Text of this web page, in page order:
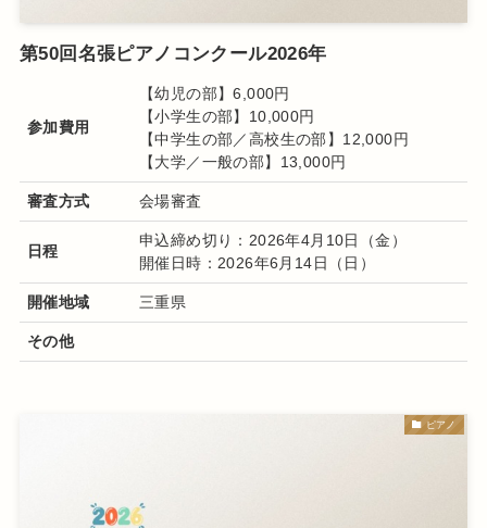
第50回名張ピアノコンクール2026年
参加費用
【幼児の部】6,000円
【小学生の部】10,000円
【中学生の部／高校生の部】12,000円
【大学／一般の部】13,000円
審査方式 会場審査
日程
申込締め切り：2026年4月10日（金）
開催日時：2026年6月14日（日）
開催地域 三重県
その他
ピアノ